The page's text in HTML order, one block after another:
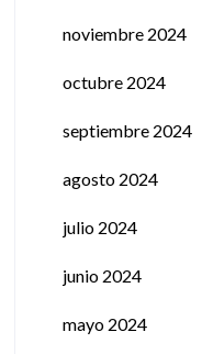
noviembre 2024
octubre 2024
septiembre 2024
agosto 2024
julio 2024
junio 2024
mayo 2024